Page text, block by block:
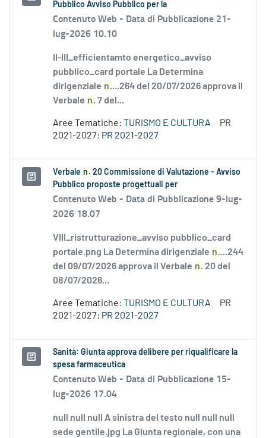
Pubblico Avviso Pubblico per la
Contenuto Web - Data di Pubblicazione 21-
lug-2026 10.10
II-III_efficientamto energetico_avviso
pubblico_card portale La Determina
dirigenziale n....264 del 20/07/2026 approva il
Verbale n. 7 del...
Aree Tematiche: TURISMO E CULTURA
PR
2021-2027: PR 2021-2027
Verbale n . 20 Commissione di Valutazione - Avviso
Pubblico proposte progettuali per
Contenuto Web - Data di Pubblicazione 9-lug-
2026 18.07
VIII_ristrutturazione_avviso pubblico_card
portale.png La Determina dirigenziale n....244
del 09/07/2026 approva il Verbale n. 20 del
08/07/2026...
Aree Tematiche: TURISMO E CULTURA
PR
2021-2027: PR 2021-2027
Sanità: Giunta approva delibere per riqualificare la
spesa farmaceutica
Contenuto Web - Data di Pubblicazione 15-
lug-2026 17.04
null null null A sinistra del testo null null null
sede gentile.jpg La Giunta regionale, con una